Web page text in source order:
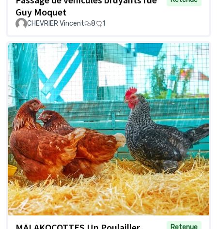
Guy Moquet
CHEVRIER Vincent 8 1
Retenue